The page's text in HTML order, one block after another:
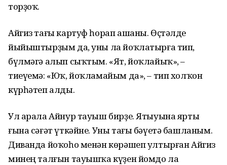
торҙоҡ.
Айгиз тағы картуф һорап ашаны. Өҫтәлде
йыйыштырҙым да, уны ла йоҡлатырға тип,
бүлмәгә алып сыҡтым. «Ят, йоҡлайыҡ», –
тиеүемә: «Юҡ, йоҡламайым да», – тип холҡон
күрһәтеп алды.
Ул арала Айнур тауыш бирҙе. Ятыуына ярты
ғына сәғәт үткәйне. Уны тағы бәүетә башланым.
Диванда йоҡоһо менән көрәшеп ултырған Айгиз
минең талғын тауышҡа күҙен йомдо ла